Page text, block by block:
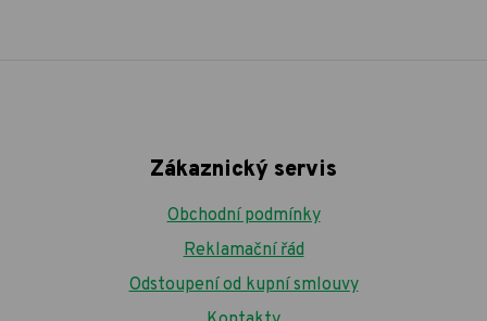
Zákaznický servis
Obchodní podmínky
Reklamační řád
Odstoupení od kupní smlouvy